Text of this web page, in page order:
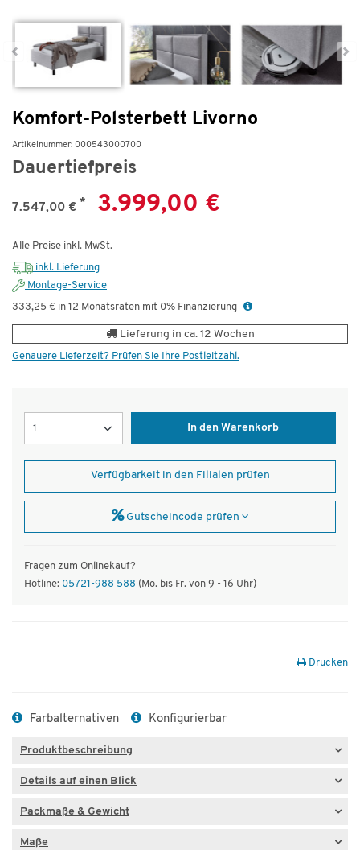
Komfort-Polsterbett Livorno
Artikelnummer: 000543000700
Dauertiefpreis
7.547,00 €* 3.999,00 €
Alle Preise inkl. MwSt.
inkl. Lieferung
Montage-Service
333,25 € in 12 Monatsraten mit 0% Finanzierung
Lieferung in ca. 12 Wochen
Genauere Lieferzeit? Prüfen Sie Ihre Postleitzahl.
In den Warenkorb
Verfügbarkeit in den Filialen prüfen
Gutscheincode prüfen
Fragen zum Onlinekauf?
Hotline: 05721-988 588 (Mo. bis Fr. von 9 - 16 Uhr)
Drucken
Farbalternativen Konfigurierbar
Produktbeschreibung
Details auf einen Blick
Packmaße & Gewicht
Maße